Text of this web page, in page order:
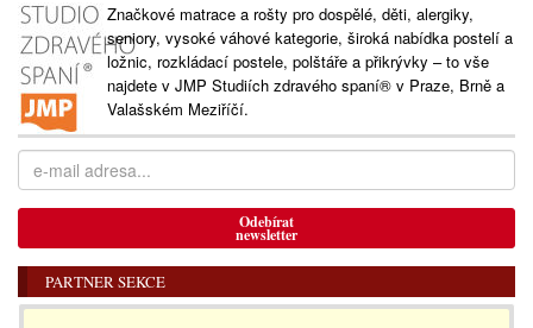
Značkové matrace a rošty pro dospělé, děti, alergiky,
seniory, vysoké váhové kategorie, široká nabídka postelí a
ložnic, rozkládací postele, polštáře a přikrývky – to vše
najdete v JMP Studiích zdravého spaní® v Praze, Brně a
Valašském Meziříčí.
Odebírat
newsletter
PARTNER SEKCE